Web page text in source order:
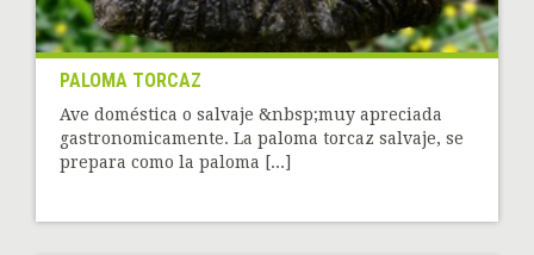
PALOMA TORCAZ
Ave doméstica o salvaje &nbsp;muy apreciada
gastronomicamente. La paloma torcaz salvaje, se
prepara como la paloma [...]